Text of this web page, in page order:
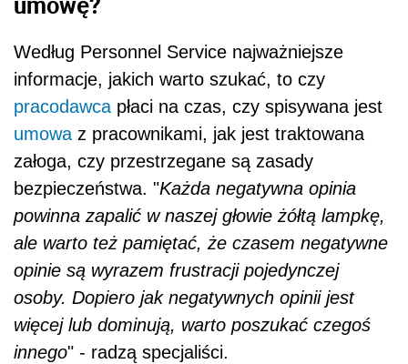
Według Personnel Service najważniejsze
informacje, jakich warto szukać, to czy
pracodawca płaci na czas, czy spisywana jest
umowa z pracownikami, jak jest traktowana
załoga, czy przestrzegane są zasady
bezpieczeństwa. "Każda negatywna opinia
powinna zapalić w naszej głowie żółtą lampkę,
ale warto też pamiętać, że czasem negatywne
opinie są wyrazem frustracji pojedynczej
osoby. Dopiero jak negatywnych opinii jest
więcej lub dominują, warto poszukać czegoś
innego" - radzą specjaliści.